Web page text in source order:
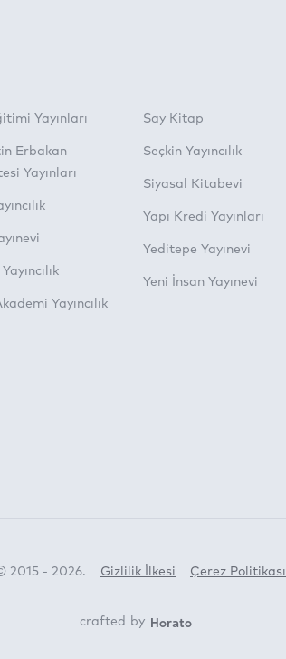
Yayınları
Erbakan
Yayınları
Yayıncılık
Say Kitap
Seçkin Yayıncılık
Siyasal Kitabevi
Yapı Kredi Yayınları
Yeditepe Yayınevi
Yeni İnsan Yayınevi
2015 - 2026. Gizlilik İlkesi Çerez Politikası
crafted by Horato